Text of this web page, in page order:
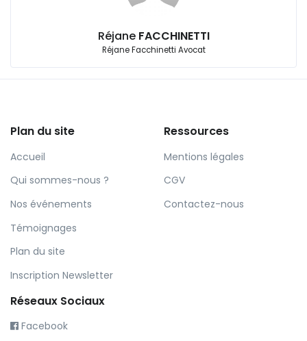
Réjane FACCHINETTI
Réjane Facchinetti Avocat
Plan du site
Accueil
Qui sommes-nous ?
Nos événements
Témoignages
Plan du site
Inscription Newsletter
Ressources
Mentions légales
CGV
Contactez-nous
Réseaux Sociaux
Facebook